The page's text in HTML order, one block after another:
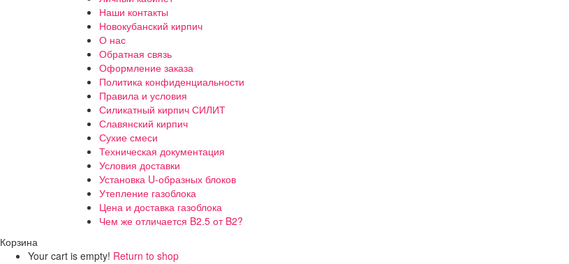
Наши контакты
Новокубанский кирпич
О нас
Обратная связь
Оформление заказа
Политика конфиденциальности
Правила и условия
Силикатный кирпич СИЛИТ
Славянский кирпич
Сухие смеси
Техническая документация
Условия доставки
Установка U-образных блоков
Утепление газоблока
Цена и доставка газоблока
Чем же отличается B2.5 от B2?
Корзина
Your cart is empty! Return to shop